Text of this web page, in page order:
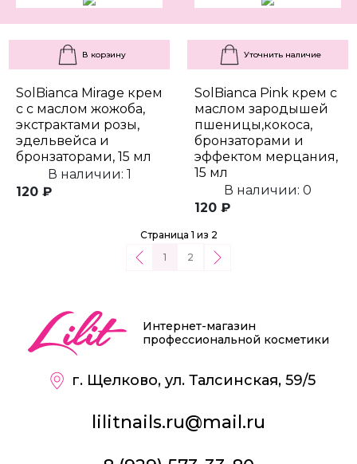
В корзину
SolBianca Mirage крем
с с маслом жожоба,
экстрактами розы,
эдельвейса и
бронзаторами, 15 мл
В наличии: 1
120 ₽
Уточнить наличие
SolBianca Pink крем с
маслом зародышей
пшеницы,кокоса,
бронзаторами и
эффектом мерцания,
15 мл
В наличии: 0
120 ₽
Страница 1 из 2
1
2
Интернет-магазин
профессиональной косметики
г. Щелково, ул. Талсинская, 59/5
lilitnails.ru@mail.ru